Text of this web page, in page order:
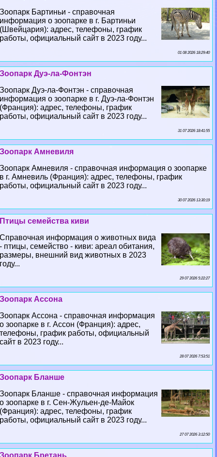
Зоопарк Бартиньи - справочная
информация о зоопарке в г. Бартиньи
(Швейцария): адрес, телефоны, график
работы, официальный сайт в 2023 году...
01 08 2026 18:29:40
Зоопарк Дуэ-ла-Фонтэн
Зоопарк Дуэ-ла-Фонтэн - справочная
информация о зоопарке в г. Дуэ-ла-Фонтэн
(Франция): адрес, телефоны, график
работы, официальный сайт в 2023 году...
31 07 2026 18:41:55
Зоопарк Амневиля
Зоопарк Амневиля - справочная информация о зоопарке
в г. Амневиль (Франция): адрес, телефоны, график
работы, официальный сайт в 2023 году...
30 07 2026 13:30:19
Птицы семейства киви
Справочная информация о животных вида
- птицы, семейство - киви: ареал обитания,
размеры, внешний вид животных в 2023
году...
29 07 2026 5:22:27
Зоопарк Ассона
Зоопарк Ассона - справочная информация
о зоопарке в г. Ассон (Франция): адрес,
телефоны, график работы, официальный
сайт в 2023 году...
28 07 2026 7:53:51
Зоопарк Бланше
Зоопарк Бланше - справочная информация
о зоопарке в г. Сен-Жульен-де-Майок
(Франция): адрес, телефоны, график
работы, официальный сайт в 2023 году...
27 07 2026 3:12:50
Зоопарк Бретань